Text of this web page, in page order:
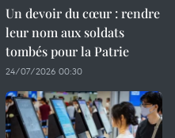
Un devoir du cœur : rendre
leur nom aux soldats
tombés pour la Patrie
24/07/2026 00:30